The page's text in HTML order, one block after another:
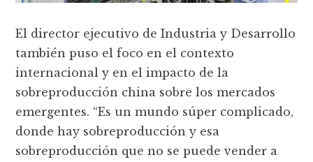
El director ejecutivo de Industria y Desarrollo
también puso el foco en el contexto
internacional y en el impacto de la
sobreproducción china sobre los mercados
emergentes. “Es un mundo súper complicado,
donde hay sobreproducción y esa
sobreproducción que no se puede vender a